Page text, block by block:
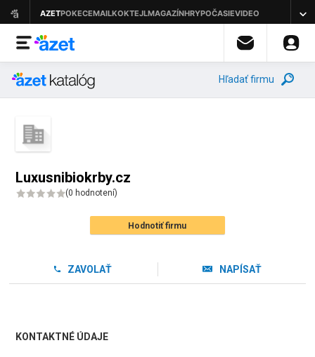
Hľadať firmu
Luxusnibiokrby.cz
(0 hodnotení)
Hodnotiť firmu
ZAVOLAŤ NAPÍSAŤ
KONTAKTNÉ ÚDAJE